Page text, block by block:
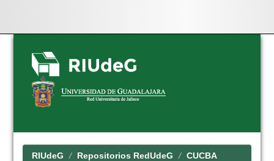
Skip
navigation
RIUdeG Repositorios RedUdeG CUCBA